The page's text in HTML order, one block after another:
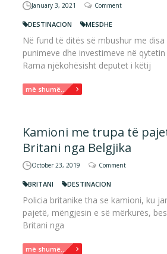
January 3, 2021 Comment
DESTINACION MESDHE
Në fund të ditës së mbushur me
punimeve dhe investimeve në
Rama njëkohësisht deputet i këtij
më shumë...
Kamioni me trupa të
Britani nga Belgjika
October 23, 2019 Comment
BRITANI DESTINACION
Policia britanike tha se kamioni, ku
pajetë, mëngjesin e së mërkurës,
Britani nga
më shumë...